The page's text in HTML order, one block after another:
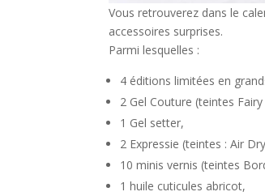
Vous retrouverez dans le
accessoires surprises.
Parmi lesquelles :
4 éditions limitées en
2 Gel Couture (teintes
1 Gel setter,
2 Expressie (teintes : Air
10 minis vernis (teintes
1 huile cuticules abricot,